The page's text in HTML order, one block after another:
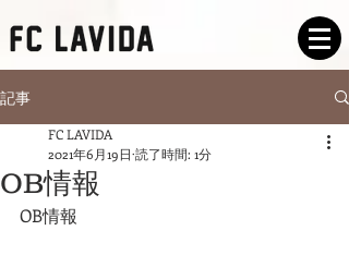
記事
OB情報
FC LAVIDA
2021年6月19日 読了時間: 1分
OB情報